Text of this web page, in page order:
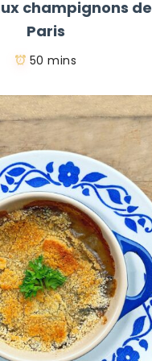
champignons de
Paris
50 mins